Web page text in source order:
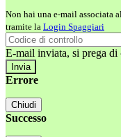
Non hai una e-mail associata
tramite la Login Spaggiari
E-mail inviata, si prega di
Errore
Chiudi
Successo